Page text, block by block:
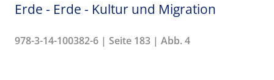
Erde - Erde - Kultur und Migration
978-3-14-100382-6 | Seite 183 | Abb. 4